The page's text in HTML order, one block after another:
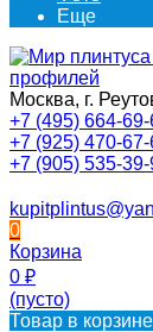
Еще
Москва, г.
+7 (495) 664-69-
+7 (925) 470-
+7 (905) 535-
0
Корзина
0 ₽
(пусто)
Товар в